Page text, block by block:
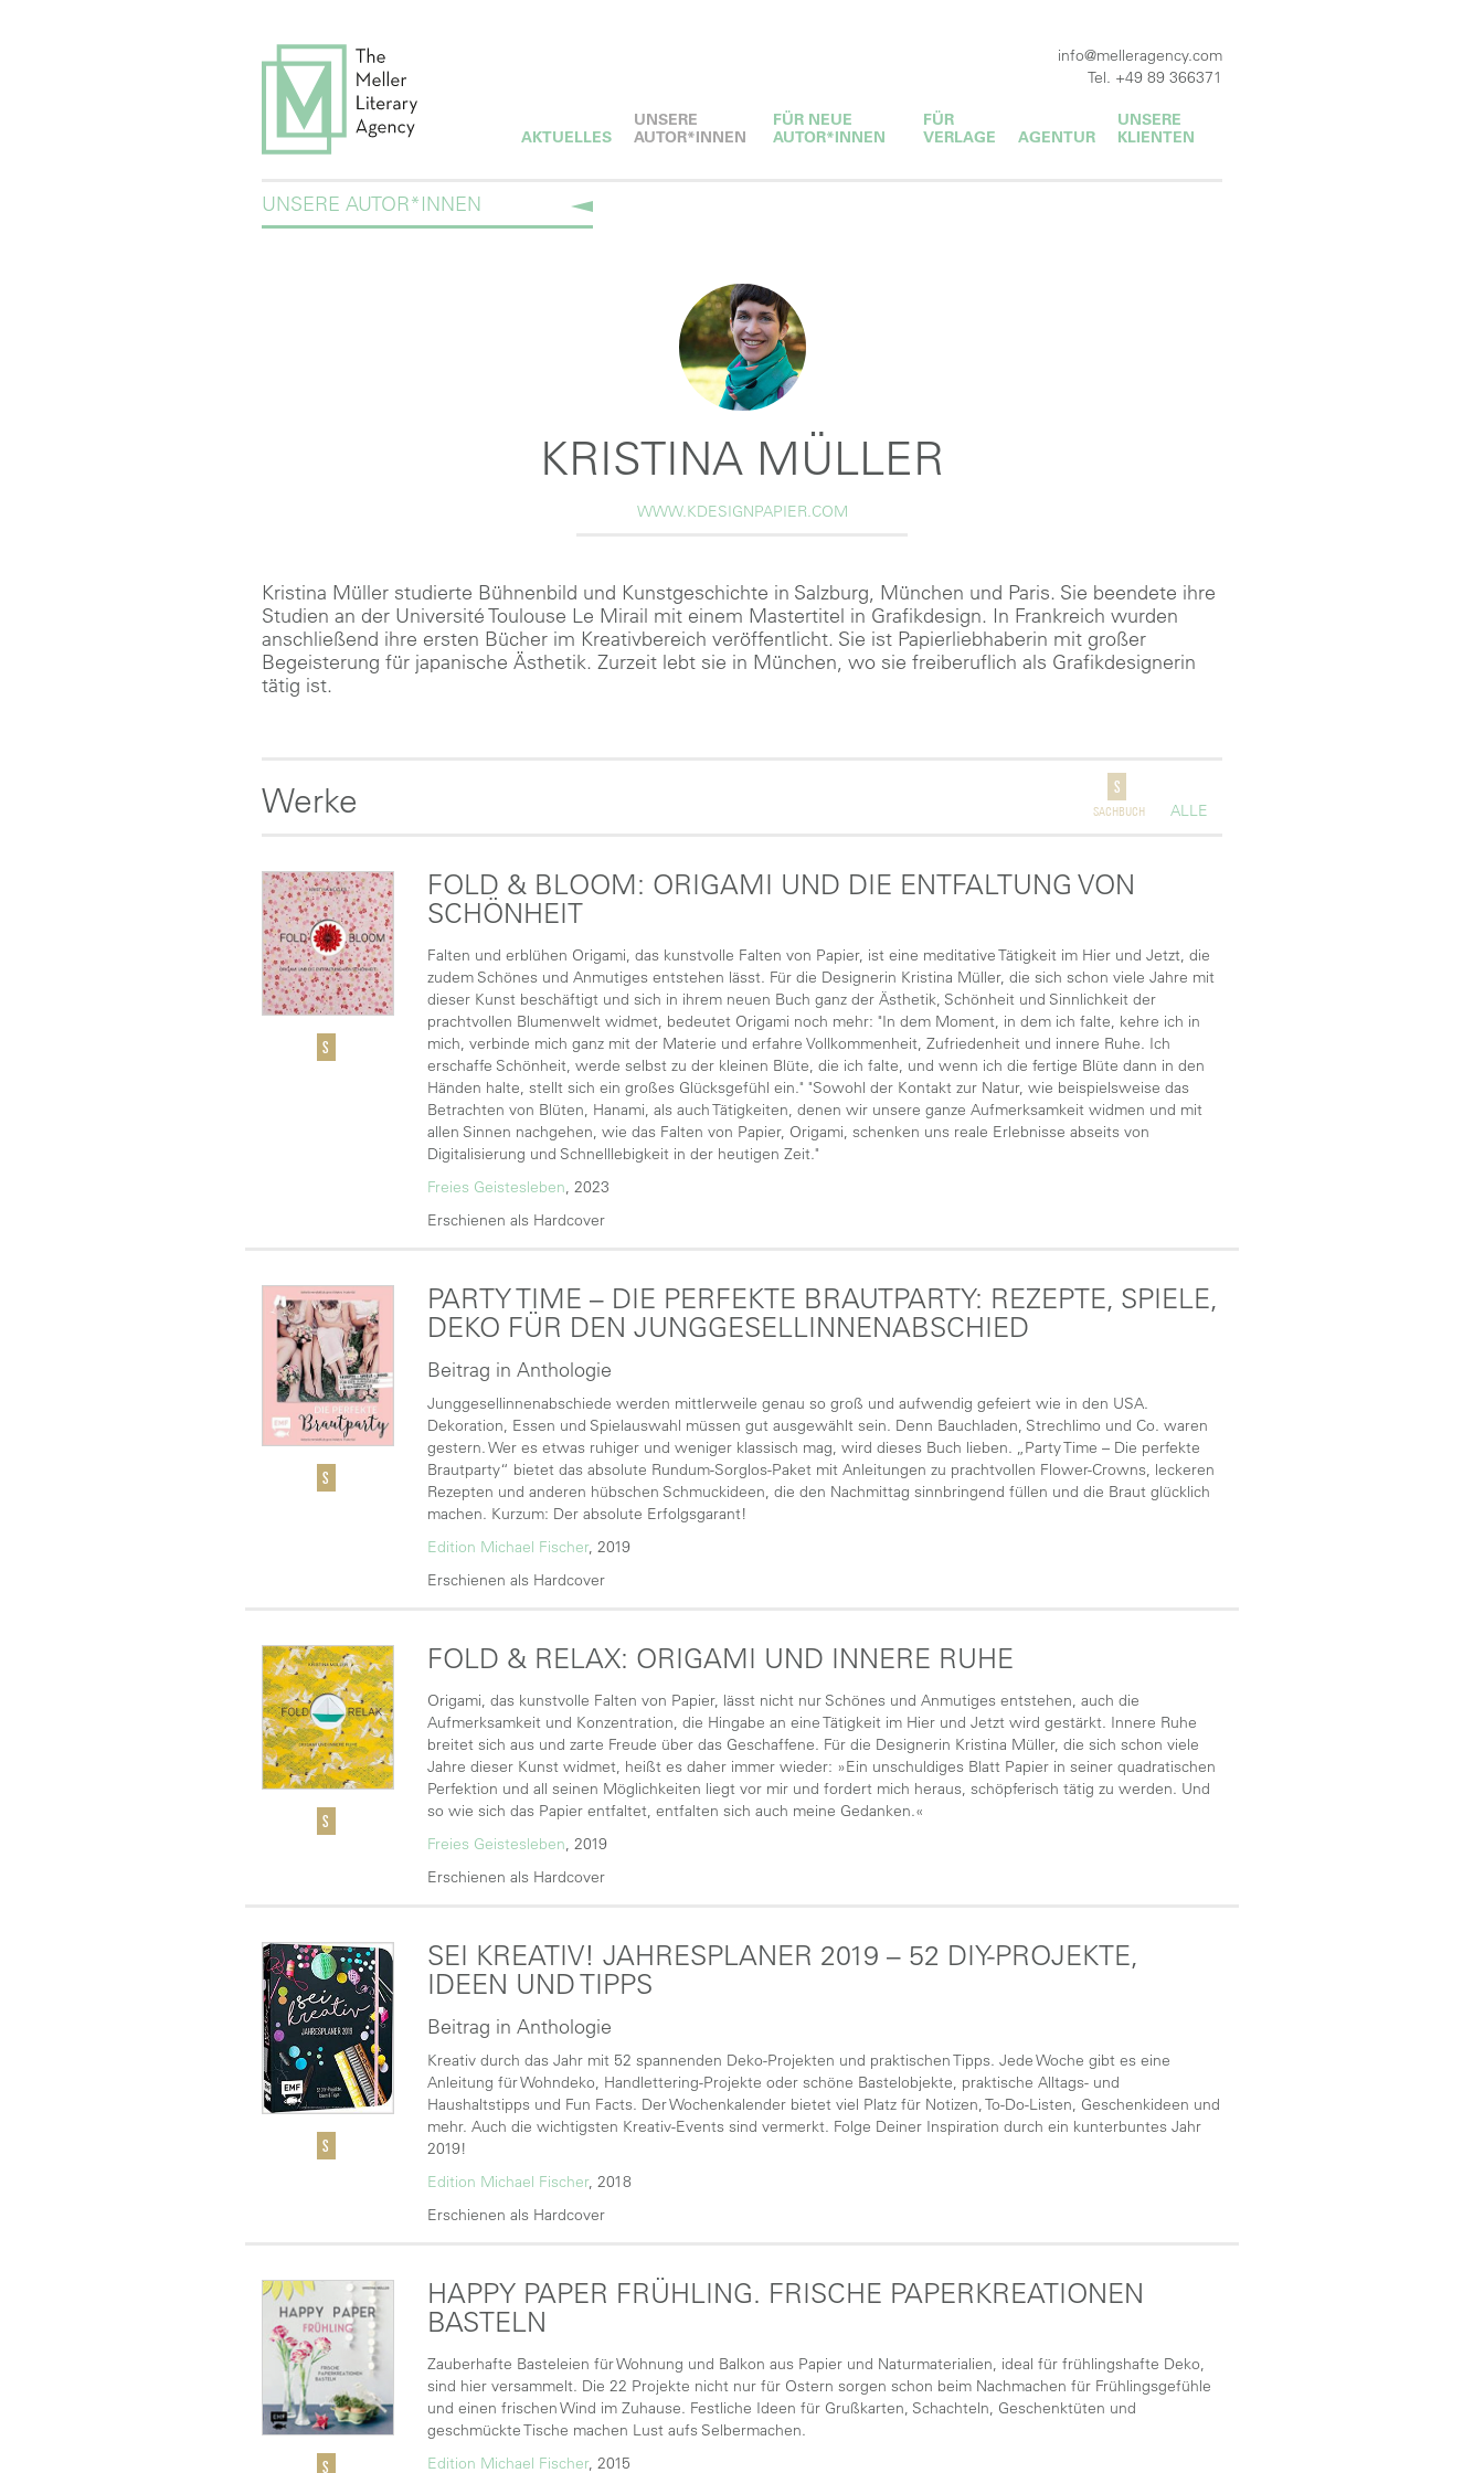
info@melleragency.com
Tel. +49 89 366371
AKTUELLES
UNSERE
AUTOR*INNEN
FÜR NEUE
AUTOR*INNEN
FÜR
VERLAGE
AGENTUR
UNSERE
KLIENTEN
UNSERE AUTOR*INNEN
KRISTINA MÜLLER
WWW.KDESIGNPAPIER.COM
Kristina Müller studierte Bühnenbild und Kunstgeschichte in Salzburg, München und Paris. Sie beendete ihre
Studien an der Université Toulouse Le Mirail mit einem Mastertitel in Grafikdesign. In Frankreich wurden
anschließend ihre ersten Bücher im Kreativbereich veröffentlicht. Sie ist Papierliebhaberin mit großer
Begeisterung für japanische Ästhetik. Zurzeit lebt sie in München, wo sie freiberuflich als Grafikdesignerin
tätig ist.
Werke SACHBUCH ALLE
FOLD & BLOOM: ORIGAMI UND DIE ENTFALTUNG VON
SCHÖNHEIT
Falten und erblühen Origami, das kunstvolle Falten von Papier, ist eine meditative Tätigkeit im Hier und Jetzt, die
zudem Schönes und Anmutiges entstehen lässt. Für die Designerin Kristina Müller, die sich schon viele Jahre mit
dieser Kunst beschäftigt und sich in ihrem neuen Buch ganz der Ästhetik, Schönheit und Sinnlichkeit der
prachtvollen Blumenwelt widmet, bedeutet Origami noch mehr: "In dem Moment, in dem ich falte, kehre ich in
mich, verbinde mich ganz mit der Materie und erfahre Vollkommenheit, Zufriedenheit und innere Ruhe. Ich
erschaffe Schönheit, werde selbst zu der kleinen Blüte, die ich falte, und wenn ich die fertige Blüte dann in den
Händen halte, stellt sich ein großes Glücksgefühl ein." "Sowohl der Kontakt zur Natur, wie beispielsweise das
Betrachten von Blüten, Hanami, als auch Tätigkeiten, denen wir unsere ganze Aufmerksamkeit widmen und mit
allen Sinnen nachgehen, wie das Falten von Papier, Origami, schenken uns reale Erlebnisse abseits von
Digitalisierung und Schnelllebigkeit in der heutigen Zeit."
Freies Geistesleben, 2023
Erschienen als Hardcover
PARTY TIME – DIE PERFEKTE BRAUTPARTY: REZEPTE, SPIELE,
DEKO FÜR DEN JUNGGESELLINNENABSCHIED
Beitrag in Anthologie
Junggesellinnenabschiede werden mittlerweile genau so groß und aufwendig gefeiert wie in den USA.
Dekoration, Essen und Spielauswahl müssen gut ausgewählt sein. Denn Bauchladen, Strechlimo und Co. waren
gestern. Wer es etwas ruhiger und weniger klassisch mag, wird dieses Buch lieben. „Party Time – Die perfekte
Brautparty“ bietet das absolute Rundum-Sorglos-Paket mit Anleitungen zu prachtvollen Flower-Crowns, leckeren
Rezepten und anderen hübschen Schmuckideen, die den Nachmittag sinnbringend füllen und die Braut glücklich
machen. Kurzum: Der absolute Erfolgsgarant!
Edition Michael Fischer, 2019
Erschienen als Hardcover
FOLD & RELAX: ORIGAMI UND INNERE RUHE
Origami, das kunstvolle Falten von Papier, lässt nicht nur Schönes und Anmutiges entstehen, auch die
Aufmerksamkeit und Konzentration, die Hingabe an eine Tätigkeit im Hier und Jetzt wird gestärkt. Innere Ruhe
breitet sich aus und zarte Freude über das Geschaffene. Für die Designerin Kristina Müller, die sich schon viele
Jahre dieser Kunst widmet, heißt es daher immer wieder: »Ein unschuldiges Blatt Papier in seiner quadratischen
Perfektion und all seinen Möglichkeiten liegt vor mir und fordert mich heraus, schöpferisch tätig zu werden. Und
so wie sich das Papier entfaltet, entfalten sich auch meine Gedanken.«
Freies Geistesleben, 2019
Erschienen als Hardcover
SEI KREATIV! JAHRESPLANER 2019 – 52 DIY-PROJEKTE,
IDEEN UND TIPPS
Beitrag in Anthologie
Kreativ durch das Jahr mit 52 spannenden Deko-Projekten und praktischen Tipps. Jede Woche gibt es eine
Anleitung für Wohndeko, Handlettering-Projekte oder schöne Bastelobjekte, praktische Alltags- und
Haushaltstipps und Fun Facts. Der Wochenkalender bietet viel Platz für Notizen, To-Do-Listen, Geschenkideen und
mehr. Auch die wichtigsten Kreativ-Events sind vermerkt. Folge Deiner Inspiration durch ein kunterbuntes Jahr
2019!
Edition Michael Fischer, 2018
Erschienen als Hardcover
HAPPY PAPER FRÜHLING. FRISCHE PAPERKREATIONEN
BASTELN
Zauberhafte Basteleien für Wohnung und Balkon aus Papier und Naturmaterialien, ideal für frühlingshafte Deko,
sind hier versammelt. Die 22 Projekte nicht nur für Ostern sorgen schon beim Nachmachen für Frühlingsgefühle
und einen frischen Wind im Zuhause. Festliche Ideen für Grußkarten, Schachteln, Geschenktüten und
geschmückte Tische machen Lust aufs Selbermachen.
Edition Michael Fischer, 2015